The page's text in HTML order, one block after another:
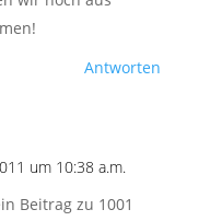
Antworten
um 10:38 a.m.
Beitrag zu 1001